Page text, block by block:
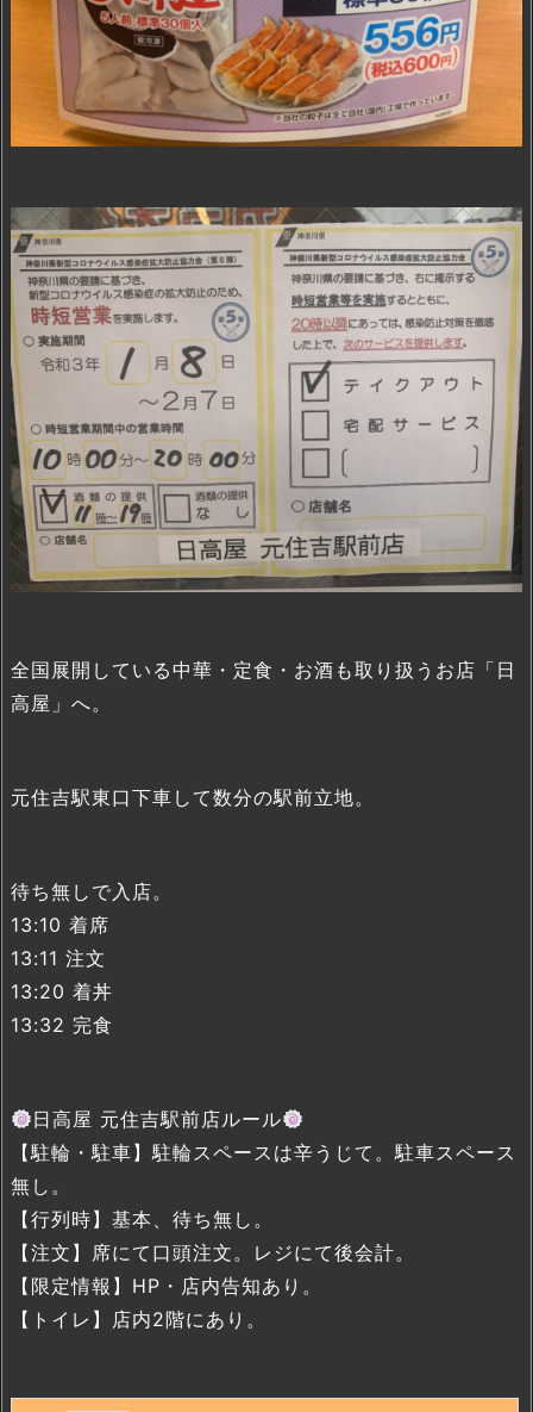
全国展開している中華・定食・お酒も取り扱うお店「日
高屋」へ。
元住吉駅東口下車して数分の駅前立地。
待ち無しで入店。
13:10 着席
13:11 注文
13:20 着丼
13:32 完食
日高屋 元住吉駅前店ルール
【駐輪・駐車】駐輪スペースは辛うじて。駐車スペース
無し。
【行列時】基本、待ち無し。
【注文】席にて口頭注文。レジにて後会計。
【限定情報】HP・店内告知あり。
【トイレ】店内2階にあり。